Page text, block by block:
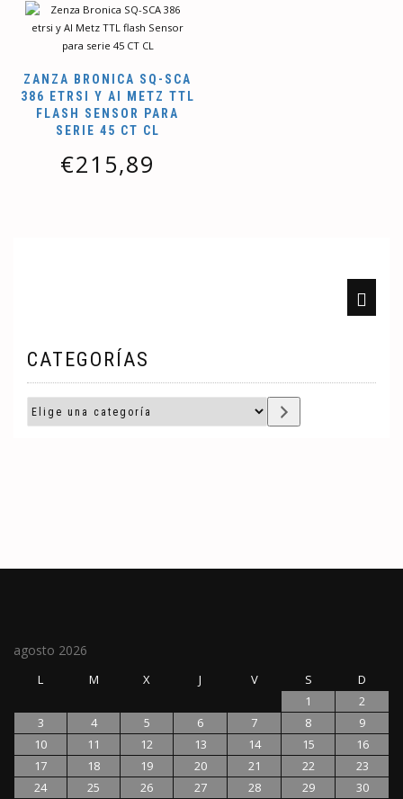
ZANZA BRONICA SQ-SCA
386 ETRSI Y AI METZ TTL
FLASH SENSOR PARA
SERIE 45 CT CL
€215,89
CATEGORÍAS
agosto 2026
L M X J V S
D
1
2
3
4 5 6 7 8
9
10
11 12 13 14 15
16
17
18 19 20 21 22
23
24
25 26 27 28 29
30